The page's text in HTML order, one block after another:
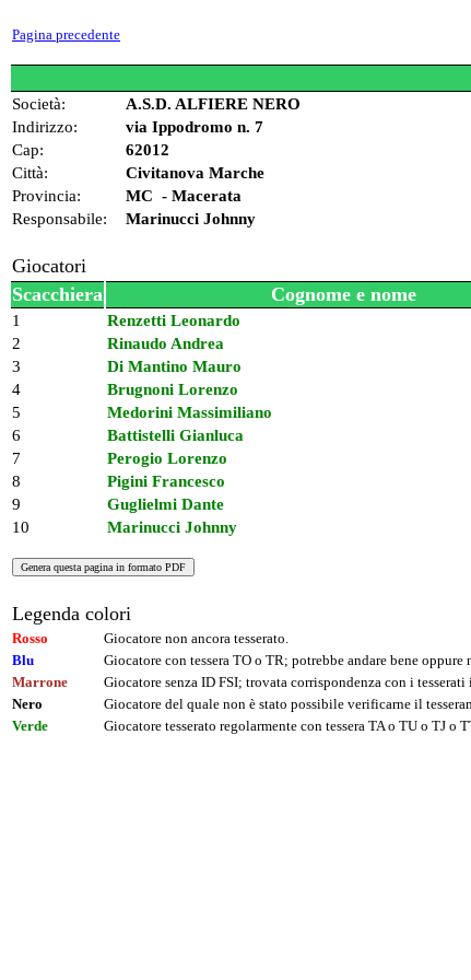
Pagina precedente
Società:
A.S.D. ALFIERE NERO
Indirizzo:
via Ippodromo n. 7
Cap:
62012
Città:
Civitanova Marche
Provincia:
MC - Macerata
Responsabile:
Marinucci Johnny
Giocatori
Scacchiera
Cognome e nome
1 Renzetti Leonardo
2
Rinaudo Andrea
3
Di Mantino Mauro
4
Brugnoni Lorenzo
5
Medorini Massimiliano
6
Battistelli Gianluca
7
Perogio Lorenzo
8
Pigini Francesco
9
Guglielmi Dante
10
Marinucci Johnny
Legenda colori
Rosso
Giocatore non ancora tesserato.
Blu
Giocatore con tessera TO o TR; potrebbe andare bene
Marrone
Giocatore senza ID FSI; trovata corrispondenza con i
Nero
Giocatore del quale non è stato possibile verificarne il
Verde
Giocatore tesserato regolarmente con tessera TA o TU o TJ o